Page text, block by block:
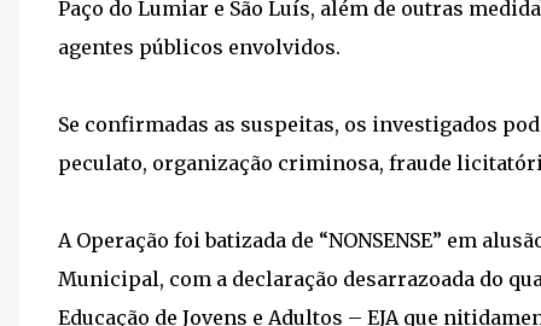
Paço do Lumiar e São Luís, além de outras
agentes públicos envolvidos.
Se confirmadas as suspeitas, os investigados
peculato, organização criminosa, fraude
A Operação foi batizada de “NONSENSE” em
Municipal, com a declaração desarrazoada do
Educação de Jovens e Adultos – EJA que